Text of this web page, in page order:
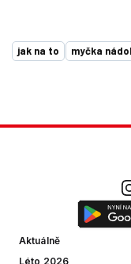
jak na to myčka
Aktuálně
Léto 2026